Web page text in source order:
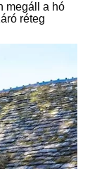
megáll a hó
réteg